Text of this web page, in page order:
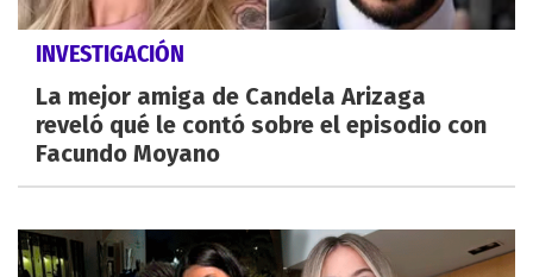
INVESTIGACIÓN
La mejor amiga de Candela Arizaga
reveló qué le contó sobre el episodio con
Facundo Moyano